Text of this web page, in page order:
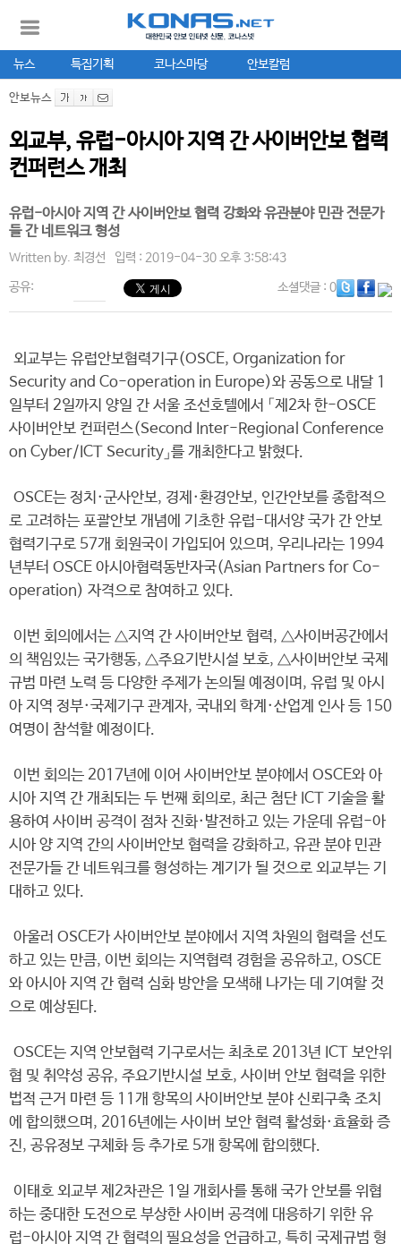
뉴스 특집기획 코나스마당 안보칼럼
안보뉴스
외교부, 유럽-아시아 지역 간 사이버안보 협력
컨퍼런스 개최
유럽-아시아 지역 간 사이버안보 협력 강화와 유관분야 민관 전문가
들 간 네트워크 형성
Written by. 최경선 입력 : 2019-04-30 오후 3:58:43
공유: 소셜댓글: 0
외교부는 유럽안보협력기구(OSCE, Organization for
Security and Co-operation in Europe)와 공동으로 내달 1
일부터 2일까지 양일 간 서울 조선호텔에서 「제2차 한-OSCE
사이버안보 컨퍼런스(Second Inter-Regional Conference
on Cyber/ICT Security」를 개최한다고 밝혔다.
OSCE는 정치·군사안보, 경제·환경안보, 인간안보를 종합적으
로 고려하는 포괄안보 개념에 기초한 유럽-대서양 국가 간 안보
협력기구로 57개 회원국이 가입되어 있으며, 우리나라는 1994
년부터 OSCE 아시아협력동반자국(Asian Partners for Co-
operation) 자격으로 참여하고 있다.
이번 회의에서는 △지역 간 사이버안보 협력, △사이버공간에서
의 책임있는 국가행동, △주요기반시설 보호, △사이버안보 국제
규범 마련 노력 등 다양한 주제가 논의될 예정이며, 유럽 및 아시
아 지역 정부·국제기구 관계자, 국내외 학계·산업계 인사 등 150
여명이 참석할 예정이다.
이번 회의는 2017년에 이어 사이버안보 분야에서 OSCE와 아
시아 지역 간 개최되는 두 번째 회의로, 최근 첨단 ICT 기술을 활
용하여 사이버 공격이 점차 진화·발전하고 있는 가운데 유럽-아
시아 양 지역 간의 사이버안보 협력을 강화하고, 유관 분야 민관
전문가들 간 네트워크를 형성하는 계기가 될 것으로 외교부는 기
대하고 있다.
아울러 OSCE가 사이버안보 분야에서 지역 차원의 협력을 선도
하고 있는 만큼, 이번 회의는 지역협력 경험을 공유하고, OSCE
와 아시아 지역 간 협력 심화 방안을 모색해 나가는 데 기여할 것
으로 예상된다.
OSCE는 지역 안보협력 기구로서는 최초로 2013년 ICT 보안위
협 및 취약성 공유, 주요기반시설 보호, 사이버 안보 협력을 위한
법적 근거 마련 등 11개 항목의 사이버안보 분야 신뢰구축 조치
에 합의했으며, 2016년에는 사이버 보안 협력 활성화·효율화 증
진, 공유정보 구체화 등 추가로 5개 항목에 합의했다.
이태호 외교부 제2차관은 1일 개회사를 통해 국가 안보를 위협
하는 중대한 도전으로 부상한 사이버 공격에 대응하기 위한 유
럽-아시아 지역 간 협력의 필요성을 언급하고, 특히 국제규범 형